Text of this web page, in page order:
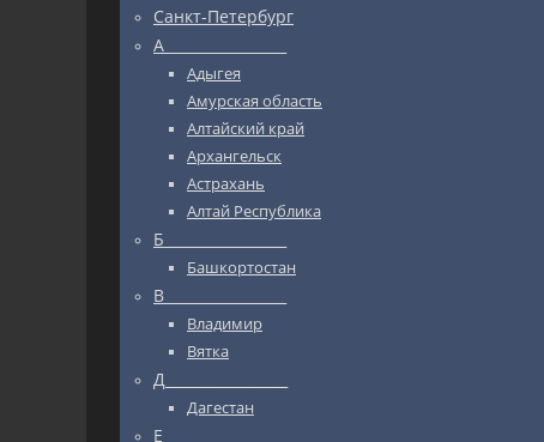
Санкт-Петербург
А_________________
Адыгея
Амурская область
Алтайский край
Архангельск
Астрахань
Алтай Республика
Б_________________
Башкортостан
В_________________
Владимир
Вятка
Д_________________
Дагестан
Е_________________